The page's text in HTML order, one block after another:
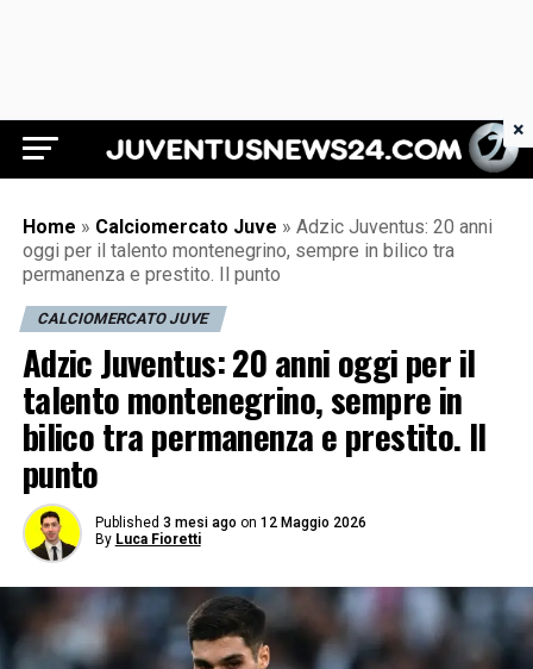
Juventus News 24
Home » Calciomercato Juve » Adzic Juventus: 20 anni
oggi per il talento montenegrino, sempre in bilico tra
permanenza e prestito. Il punto
CALCIOMERCATO JUVE
Adzic Juventus: 20 anni oggi per il
talento montenegrino, sempre in
bilico tra permanenza e prestito. Il
punto
Published 3 mesi ago on 12 Maggio 2026
By Luca Fioretti
×